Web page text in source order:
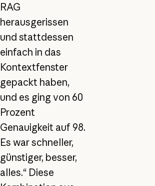
RAG
herausgerissen
und stattdessen
einfach in das
Kontextfenster
gepackt haben,
und es ging von 60
Prozent
Genauigkeit auf 98.
Es war schneller,
günstiger, besser,
alles.“ Diese